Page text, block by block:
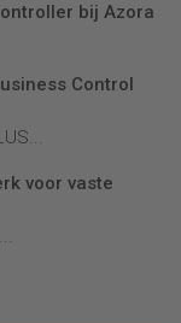
bij Azora
Control
voor vaste